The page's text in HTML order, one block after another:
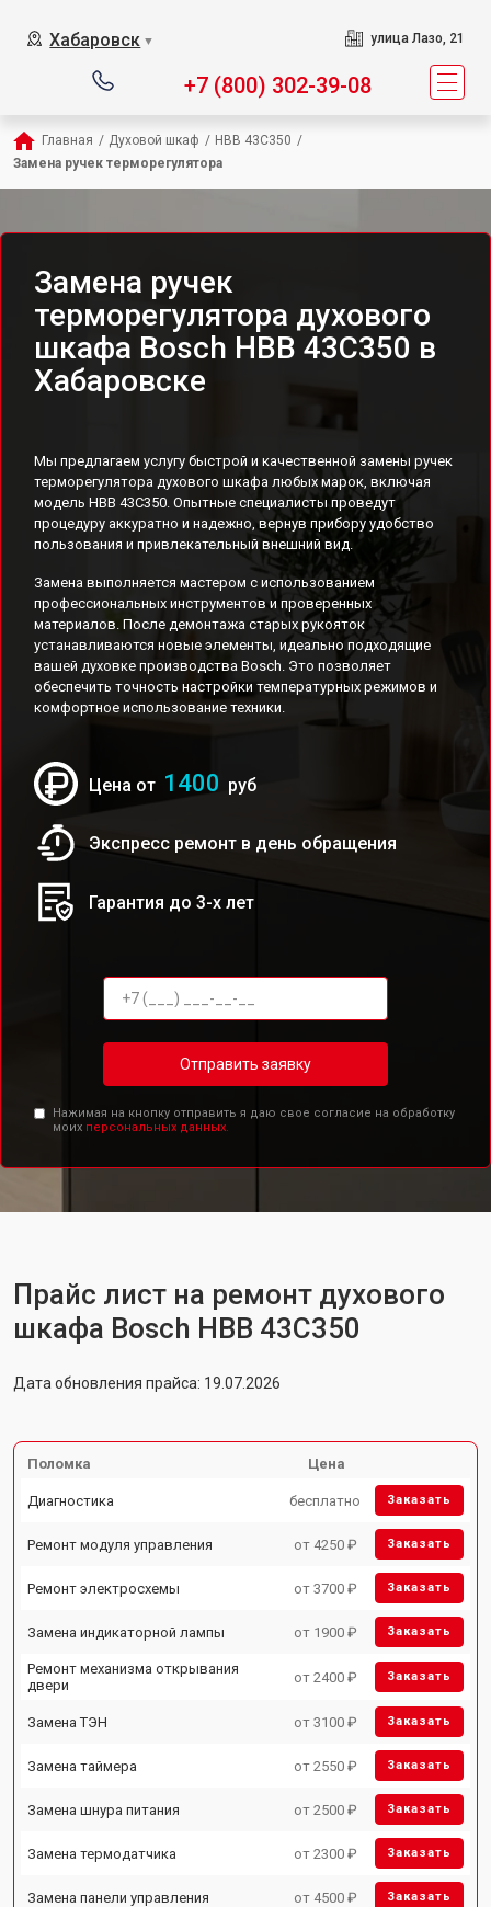
Хабаровск ▼ улица Лазо, 21
+7 (800) 302-39-08
Главная / Духовой шкаф / HBB 43C350 /
Замена ручек терморегулятора
Замена ручек
терморегулятора духового
шкафа Bosch HBB 43C350 в
Хабаровске
Мы предлагаем услугу быстрой и качественной замены ручек
терморегулятора духового шкафа любых марок, включая
модель HBB 43C350. Опытные специалисты проведут
процедуру аккуратно и надежно, вернув прибору удобство
пользования и привлекательный внешний вид.
Замена выполняется мастером с использованием
профессиональных инструментов и проверенных
материалов. После демонтажа старых рукояток
устанавливаются новые элементы, идеально подходящие
вашей духовке производства Bosch. Это позволяет
обеспечить точность настройки температурных режимов и
комфортное использование техники.
Цена от 1400 руб
Экспресс ремонт в день обращения
Гарантия до 3-х лет
Отправить заявку
Нажимая на кнопку отправить я даю свое согласие на обработку
моих персональных данных.
Прайс лист на ремонт духового
шкафа Bosch HBB 43C350
Дата обновления прайса: 19.07.2026
Поломка Цена
Диагностика бесплатно Заказать
Ремонт модуля управления от 4250 ₽ Заказать
Ремонт электросхемы от 3700 ₽ Заказать
Замена индикаторной лампы от 1900 ₽ Заказать
Ремонт механизма открывания
двери
от 2400 ₽ Заказать
Замена ТЭН от 3100 ₽ Заказать
Замена таймера от 2550 ₽ Заказать
Замена шнура питания от 2500 ₽ Заказать
Замена термодатчика от 2300 ₽ Заказать
Замена панели управления от 4500 ₽ Заказать